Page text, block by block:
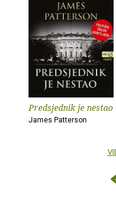
Predsjednik je nestao
James Patterson